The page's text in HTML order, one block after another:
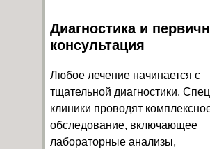
Диагностика и
консультация
Любое лечение начинается с
тщательной диагностики.
клиники проводят
обследование, включающее
лабораторные анализы,